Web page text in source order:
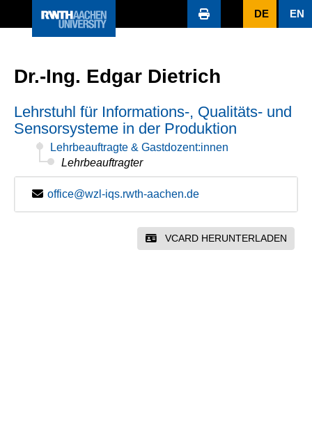
DE EN
Dr.-Ing. Edgar Dietrich
Lehrstuhl für Informations-, Qualitäts- und
Sensorsysteme in der Produktion
Lehrbeauftragte & Gastdozent:innen
Lehrbeauftragter
office@wzl-iqs.rwth-aachen.de
VCARD HERUNTERLADEN